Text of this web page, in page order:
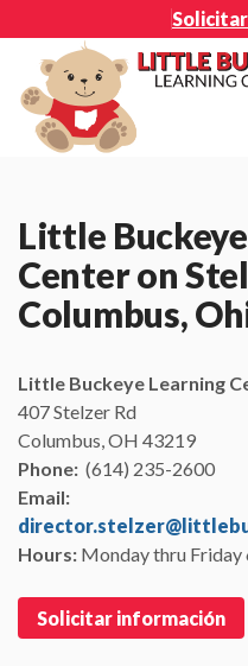
Little
Center on
Columbus,
Little Buckeye Learning
407 Stelzer Rd
Columbus, OH 43219
Phone: (614) 235-2600
Email:
Hours: Monday thru Friday
Solicitar información